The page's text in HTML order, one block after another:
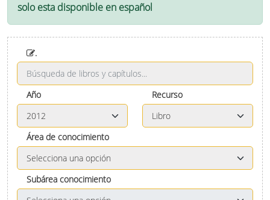
solo esta disponible en español
.
Año Recurso
Área de conocimiento
Subárea conocimiento